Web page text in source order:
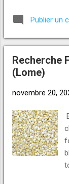
Publier un
Recherche
(Lome)
novembre 20,